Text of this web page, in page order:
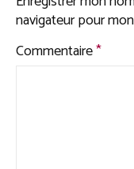
navigateur pour
Commentaire*